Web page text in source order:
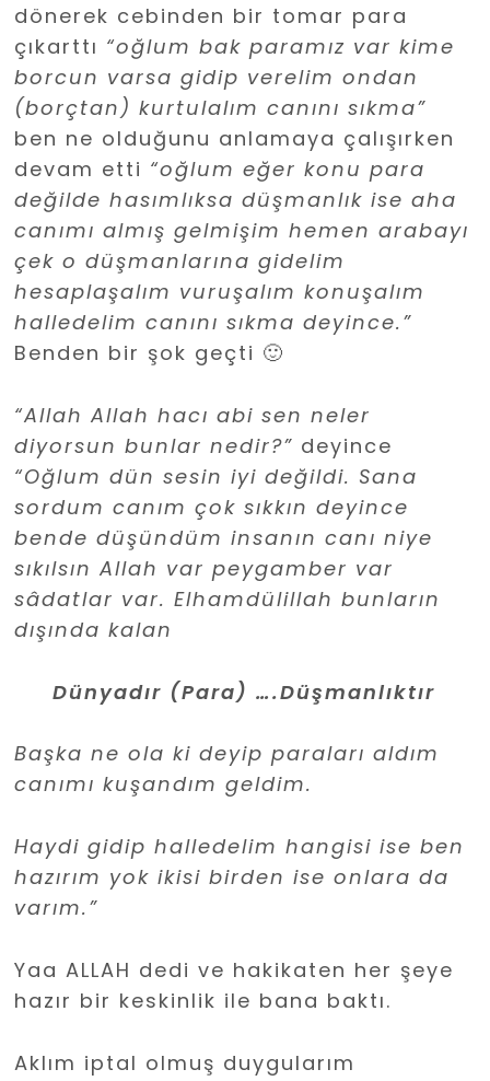
dönerek cebinden bir tomar para
çıkarttı “oğlum bak paramız var kime
borcun varsa gidip verelim ondan
(borçtan) kurtulalım canını sıkma”
ben ne olduğunu anlamaya çalışırken
devam etti “oğlum eğer konu para
değilde hasımlıksa düşmanlık ise aha
canımı almış gelmişim hemen arabayı
çek o düşmanlarına gidelim
hesaplaşalım vuruşalım konuşalım
halledelim canını sıkma deyince.”
Benden bir şok geçti 🙂
“Allah Allah hacı abi sen neler
diyorsun bunlar nedir?” deyince
“Oğlum dün sesin iyi değildi. Sana
sordum canım çok sıkkın deyince
bende düşündüm insanın canı niye
sıkılsın Allah var peygamber var
sâdatlar var. Elhamdülillah bunların
dışında kalan
Dünyadır (Para) ….Düşmanlıktır
Başka ne ola ki deyip paraları aldım
canımı kuşandım geldim.
Haydi gidip halledelim hangisi ise ben
hazırım yok ikisi birden ise onlara da
varım.”
Yaa ALLAH dedi ve hakikaten her şeye
hazır bir keskinlik ile bana baktı.
Aklım iptal olmuş duygularım